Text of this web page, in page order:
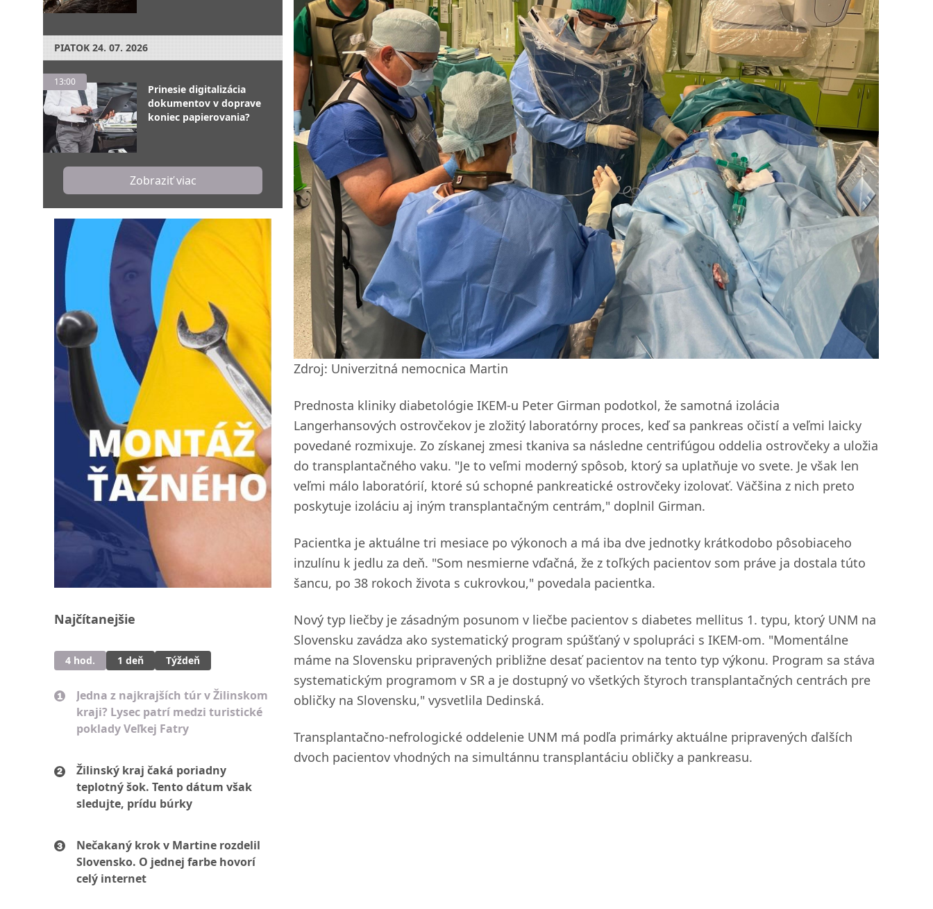
PIATOK 24. 07. 2026
13:00
Prinesie digitalizácia
dokumentov v doprave
koniec papierovania?
Zobraziť viac
Najčítanejšie
4 hod. 1 deň Týždeň
Jedna z najkrajších túr v Žilinskom
kraji? Lysec patrí medzi turistické
poklady Veľkej Fatry
Žilinský kraj čaká poriadny
teplotný šok. Tento dátum však
sledujte, prídu búrky
Nečakaný krok v Martine rozdelil
Slovensko. O jednej farbe hovorí
celý internet
Zdroj: Univerzitná nemocnica Martin
Prednosta kliniky diabetológie IKEM-u Peter Girman podotkol, že samotná izolácia
Langerhansových ostrovčekov je zložitý laboratórny proces, keď sa pankreas očistí a veľmi laicky
povedané rozmixuje. Zo získanej zmesi tkaniva sa následne centrifúgou oddelia ostrovčeky a uložia
do transplantačného vaku. "Je to veľmi moderný spôsob, ktorý sa uplatňuje vo svete. Je však len
veľmi málo laboratórií, ktoré sú schopné pankreatické ostrovčeky izolovať. Väčšina z nich preto
poskytuje izoláciu aj iným transplantačným centrám," doplnil Girman.
Pacientka je aktuálne tri mesiace po výkonoch a má iba dve jednotky krátkodobo pôsobiaceho
inzulínu k jedlu za deň. "Som nesmierne vďačná, že z toľkých pacientov som práve ja dostala túto
šancu, po 38 rokoch života s cukrovkou," povedala pacientka.
Nový typ liečby je zásadným posunom v liečbe pacientov s diabetes mellitus 1. typu, ktorý UNM na
Slovensku zavádza ako systematický program spúšťaný v spolupráci s IKEM-om. "Momentálne
máme na Slovensku pripravených približne desať pacientov na tento typ výkonu. Program sa stáva
systematickým programom v SR a je dostupný vo všetkých štyroch transplantačných centrách pre
obličky na Slovensku," vysvetlila Dedinská.
Transplantačno-nefrologické oddelenie UNM má podľa primárky aktuálne pripravených ďalších
dvoch pacientov vhodných na simultánnu transplantáciu obličky a pankreasu.